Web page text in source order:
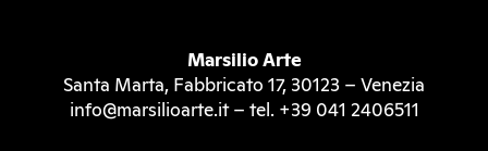
Marsilio Arte
Santa Marta, Fabbricato 17, 30123 – Venezia
info@marsilioarte.it – tel. +39 041 2406511